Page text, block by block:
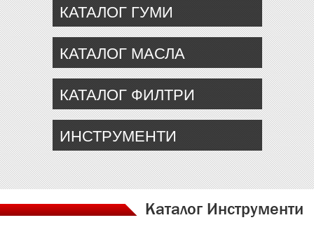
КАТАЛОГ ГУМИ
КАТАЛОГ МАСЛА
КАТАЛОГ ФИЛТРИ
ИНСТРУМЕНТИ
Каталог Инструменти